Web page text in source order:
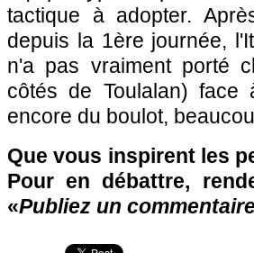
tactique à adopter.
depuis la 1ère journée,
n'a pas vraiment porté
côtés de Toulalan)
encore du boulot,
Que vous inspirent les
Pour en débattre,
«Publiez un